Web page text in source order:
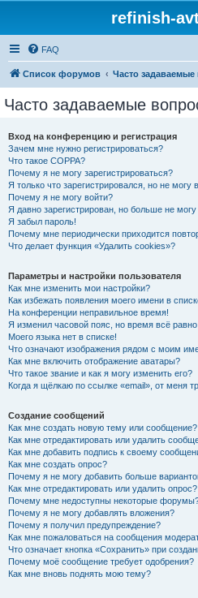
refinish-
FAQ
Список форумов Часто
Часто задаваемые
Вход на конференцию и регистрация
Зачем мне нужно регистрироваться?
Что такое COPPA?
Почему я не могу зарегистрироваться?
Я только что зарегистрировался, но не могу
Почему я не могу войти?
Я давно зарегистрирован, но больше не могу
Я забыл пароль!
Почему мне периодически приходится
Что делает функция «Удалить cookies»?
Параметры и настройки пользователя
Как мне изменить мои настройки?
Как избежать появления моего имени в
На конференции неправильное время!
Я изменил часовой пояс, но время всё
Моего языка нет в списке!
Что означают изображения рядом с моим
Как мне включить отображение аватары?
Что такое звание и как я могу изменить его?
Когда я щёлкаю по ссылке «email», от меня
Создание сообщений
Как мне создать новую тему или сообщение?
Как мне отредактировать или удалить
Как мне добавить подпись к своему
Как мне создать опрос?
Почему я не могу добавить больше
Как мне отредактировать или удалить опрос?
Почему мне недоступны некоторые
Почему я не могу добавлять вложения?
Почему я получил предупреждение?
Как мне пожаловаться на сообщения
Что означает кнопка «Сохранить» при
Почему моё сообщение требует одобрения?
Как мне вновь поднять мою тему?